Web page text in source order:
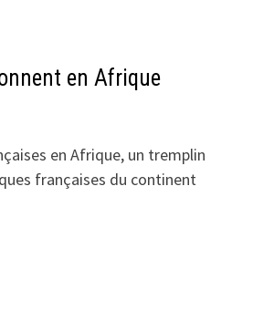
en Afrique
en Afrique, un tremplin
françaises du continent